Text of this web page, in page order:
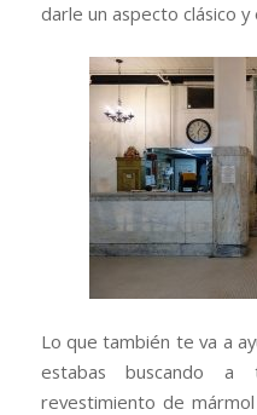
darle un aspecto clásico
Lo que también te va a
estabas buscando
revestimiento de